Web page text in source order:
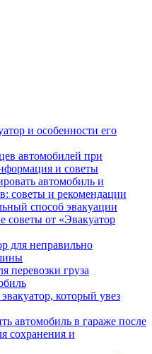
и особенности его
автомобилей при
и советы
автомобиль и
советы и рекомендации
способ эвакуации
советы от «Эвакуатор
для неправильно
перевозки груза
который увез
автомобиль в гараже после
сохранения и